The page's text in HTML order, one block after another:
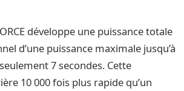
développe une puissance totale
d’une puissance maximale jusqu’à
7 secondes. Cette
10 000 fois plus rapide qu’un